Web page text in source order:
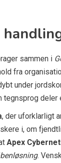
sammen i
fra
under
tegnsprog
, der uforklarligt
i, om
Apex
.